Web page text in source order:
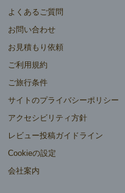
よくあるご質問
お問い合わせ
お見積もり依頼
ご利用規約
ご旅行条件
サイトのプライバシーポリシー
アクセシビリティ方針
レビュー投稿ガイドライン
Cookieの設定
会社案内